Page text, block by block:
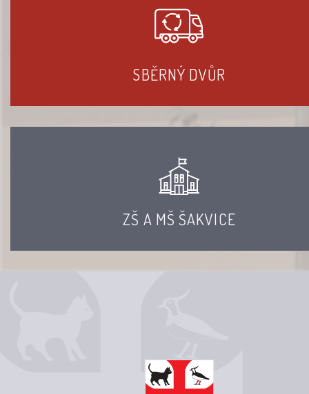
SBĚRNÝ DVŮR
ZŠ A MŠ ŠAKVICE